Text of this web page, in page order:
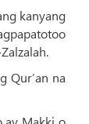
kanyang
Qur’an na